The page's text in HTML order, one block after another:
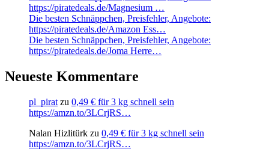
https://piratedeals.de/Magnesium …
Die besten Schnäppchen, Preisfehler, Angebote:
https://piratedeals.de/Amazon Ess…
Die besten Schnäppchen, Preisfehler, Angebote:
https://piratedeals.de/Joma Herre…
Neueste Kommentare
pl_pirat zu 0,49 € für 3 kg schnell sein
https://amzn.to/3LCrjRS…
Nalan Hizlitürk zu 0,49 € für 3 kg schnell sein
https://amzn.to/3LCrjRS…